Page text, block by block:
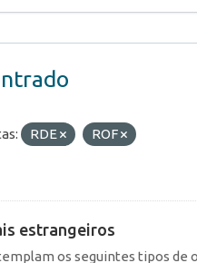
RDE
ROF
estrangeiros
os seguintes tipos de